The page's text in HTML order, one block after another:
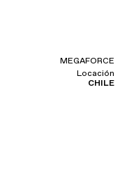
MEGAFORCE
Locación
CHILE